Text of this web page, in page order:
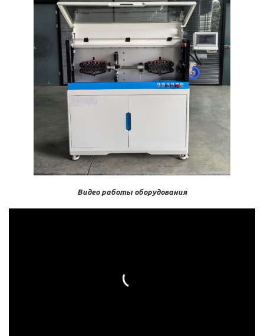
Видео работы оборудования